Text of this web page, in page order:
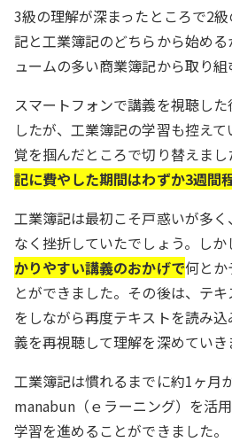
3級の理解が深まったところで2
記と工業簿記のどちらから始め
ュームの多い商業簿記から取り組
スマートフォンで講義を視聴し
したが、工業簿記の学習も控え
覚を掴んだところで切り替えまし
記に費やした期間はわずか3週間
工業簿記は最初こそ戸惑いが多
なく挫折していたでしょう。しか
かりやすい講義のおかげで何と
とができました。その後は、テ
をしながら再度テキストを読み
義を再視聴して理解を深めていき
工業簿記は慣れるまでに約1ヶ月
manabun（ｅラーニング）を活
学習を進めることができました。